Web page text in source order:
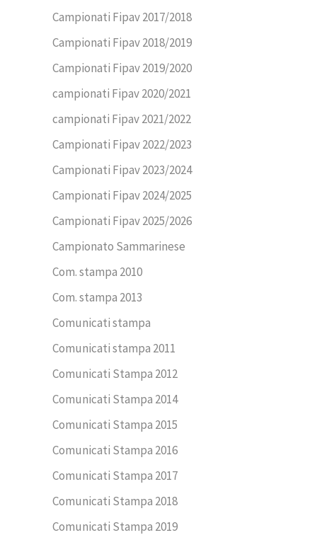
Campionati Fipav 2017/2018
Campionati Fipav 2018/2019
Campionati Fipav 2019/2020
campionati Fipav 2020/2021
campionati Fipav 2021/2022
Campionati Fipav 2022/2023
Campionati Fipav 2023/2024
Campionati Fipav 2024/2025
Campionati Fipav 2025/2026
Campionato Sammarinese
Com. stampa 2010
Com. stampa 2013
Comunicati stampa
Comunicati stampa 2011
Comunicati Stampa 2012
Comunicati Stampa 2014
Comunicati Stampa 2015
Comunicati Stampa 2016
Comunicati Stampa 2017
Comunicati Stampa 2018
Comunicati Stampa 2019